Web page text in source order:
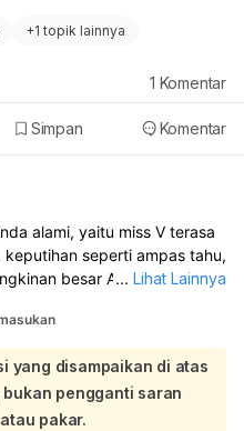
+1 topik lainnya
Simpan Komentar
1 Komentar
alami, yaitu miss V terasa
seperti ampas tahu,
besar Anda
ditandai dengan keputihan
cottage atau ampas tahu,
area vagina yang bengkak.
juga bisa disebabkan
bakterialis atau
... Lihat Lainnya
yang disampaikan di atas
pengganti saran
pakar.